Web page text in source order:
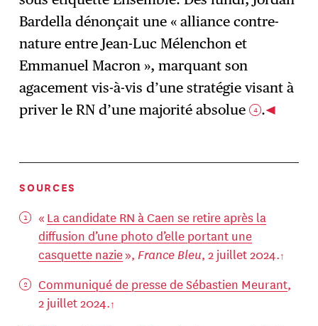
Bardella dénonçait une « alliance contre-
nature entre Jean-Luc Mélenchon et
Emmanuel Macron », marquant son
agacement vis-à-vis d’une stratégie visant à
priver le RN d’une majorité absolue 4 .
SOURCES
« La candidate RN à Caen se retire après la
diffusion d’une photo d’elle portant une
casquette nazie», France Bleu, 2 juillet 2024.
Communiqué de presse de Sébastien Meurant,
2 juillet 2024.